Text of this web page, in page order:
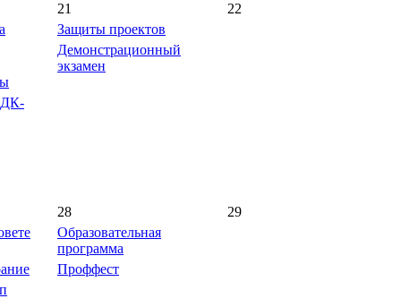
21
Защиты проектов
Демонстрационный
экзамен
22
28
Образовательная
программа
Проффест
29